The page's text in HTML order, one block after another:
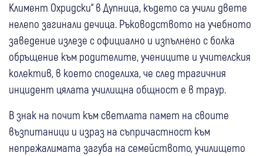
Климент Охридски“ в Дупница, където са учили двете
нелепо загинали дечица. Ръководството на учебното
заведение излезе с официално и изпълнено с болка
обръщение към родителите, учениците и учителския
колектив, в което споделиха, че след трагичния
инцидент цялата училищна общност е в траур.
В знак на почит към светлата памет на своите
възпитаници и израз на съпричастност към
непрежалимата загуба на семейството, училището